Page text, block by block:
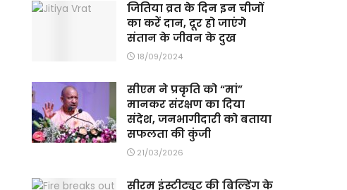
जितिया व्रत के दिन इन चीजों
का करें दान, दूर हो जाएंगे
संतान के जीवन के दुख
18/09/2024
सीएम ने प्रकृति को “मां”
मानकर संरक्षण का दिया
संदेश, जनभागीदारी को बताया
सफलता की कुंजी
21/03/2026
सीरम इंस्टीट्यूट की बिल्डिंग के